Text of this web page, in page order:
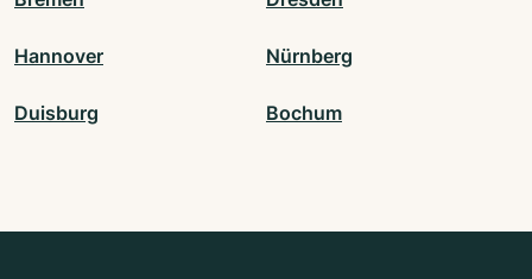
Hannover Nürnberg
Duisburg Bochum